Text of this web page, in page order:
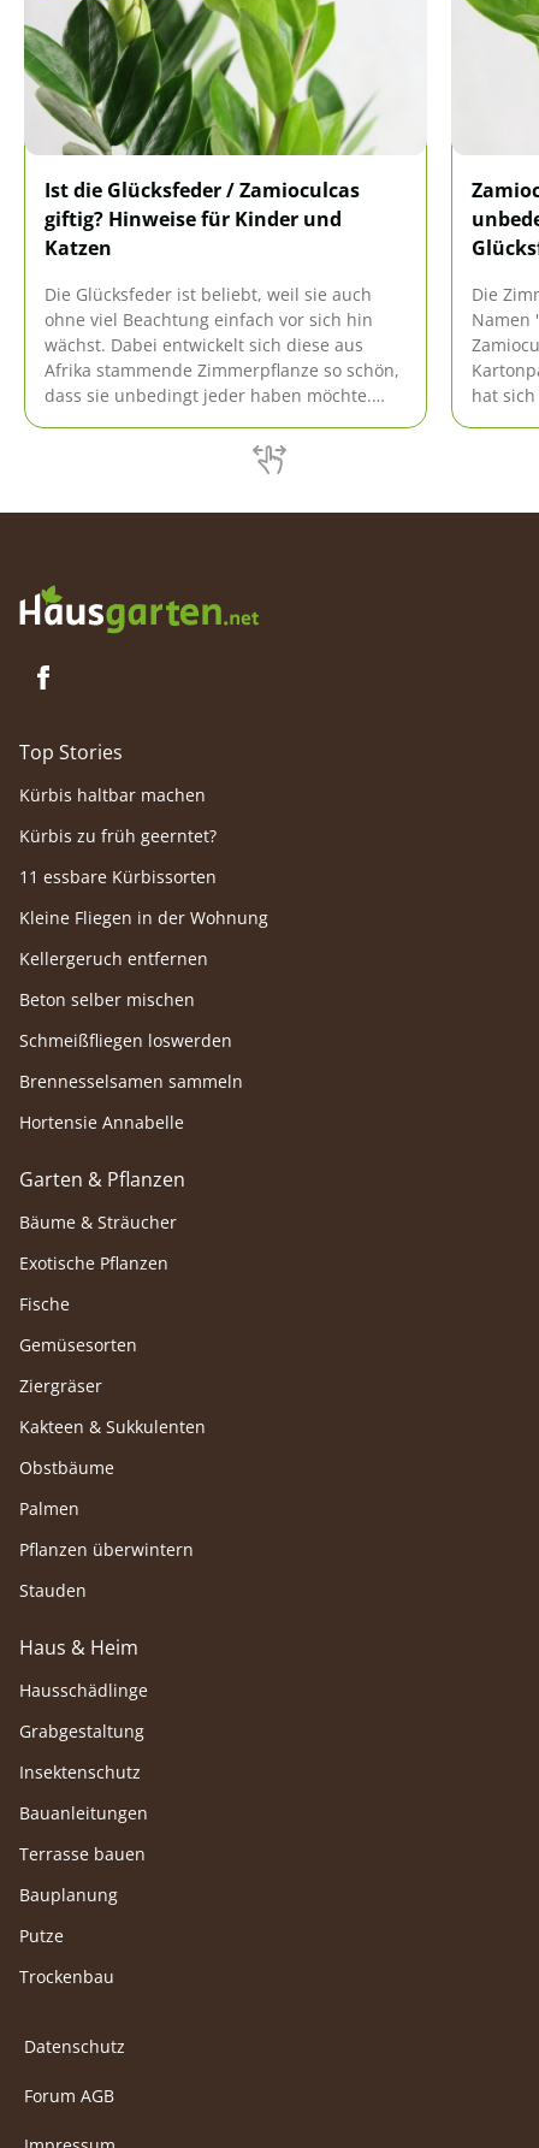
Ist die Glücksfeder / Zamioculcas
giftig? Hinweise für Kinder und
Katzen
Die Glücksfeder ist beliebt, weil sie auch
ohne viel Beachtung einfach vor sich hin
wächst. Dabei entwickelt sich diese aus
Afrika stammende Zimmerpflanze so schön,
dass sie unbedingt jeder haben möchte.
Die
Namen
hat
Top Stories
Kürbis haltbar machen
Kürbis zu früh geerntet?
11 essbare Kürbissorten
Kleine Fliegen in der Wohnung
Kellergeruch entfernen
Beton selber mischen
Schmeißfliegen loswerden
Brennesselsamen sammeln
Hortensie Annabelle
Garten & Pflanzen
Bäume & Sträucher
Exotische Pflanzen
Fische
Gemüsesorten
Ziergräser
Kakteen & Sukkulenten
Obstbäume
Palmen
Pflanzen überwintern
Stauden
Haus & Heim
Hausschädlinge
Grabgestaltung
Insektenschutz
Bauanleitungen
Terrasse bauen
Bauplanung
Putze
Trockenbau
Datenschutz
Forum AGB